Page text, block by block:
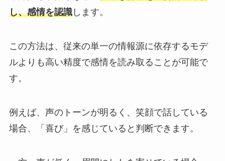
し、感情を認識します。
​この方法は、従来の単一の情報源に依存するモデ
ルよりも高い精度で感情を読み取ることが可能で
す。
​例えば、声のトーンが明るく、笑顔で話している
場合、「喜び」を感じていると判断できます。